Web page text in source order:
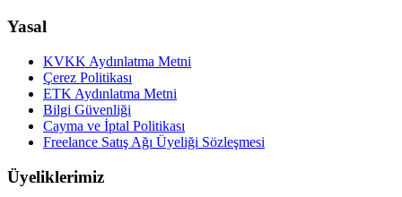
Yasal
KVKK Aydınlatma Metni
Çerez Politikası
ETK Aydınlatma Metni
Bilgi Güvenliği
Cayma ve İptal Politikası
Freelance Satış Ağı Üyeliği Sözleşmesi
Üyeliklerimiz